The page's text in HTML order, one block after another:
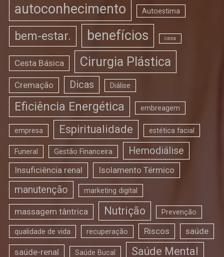
autoconhecimento Autoestima
bem-estar. benefícios casa
Cesta Básica Cirurgia Plástica
Cremação Dicas Diálise
Eficiência Energética embreagem
empresa Espiritualidade estética facial
Funeral Gestão Financeira Hemodiálise
Insuficiência renal Isolamento Térmico
manutenção marketing digital
massagem tântrica Nutrição Prevenção
qualidade de vida recuperação Riscos saúde
saúde-renal Saúde Bucal Saúde Mental